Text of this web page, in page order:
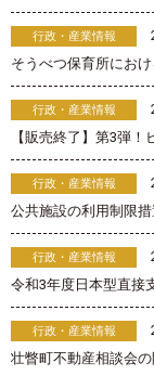
行政・産業情報
そうべつ保育所にお
行政・産業情報
【販売終了】第3弾
行政・産業情報
公共施設の利用制限
行政・産業情報
令和3年度日本型直接
行政・産業情報
壮瞥町不動産相談会